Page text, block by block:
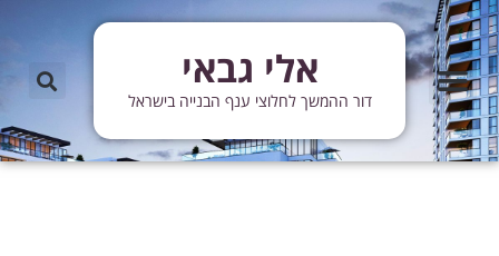
אלי גבאי
דור ההמשך לחלוצי ענף הבנייה בישראל